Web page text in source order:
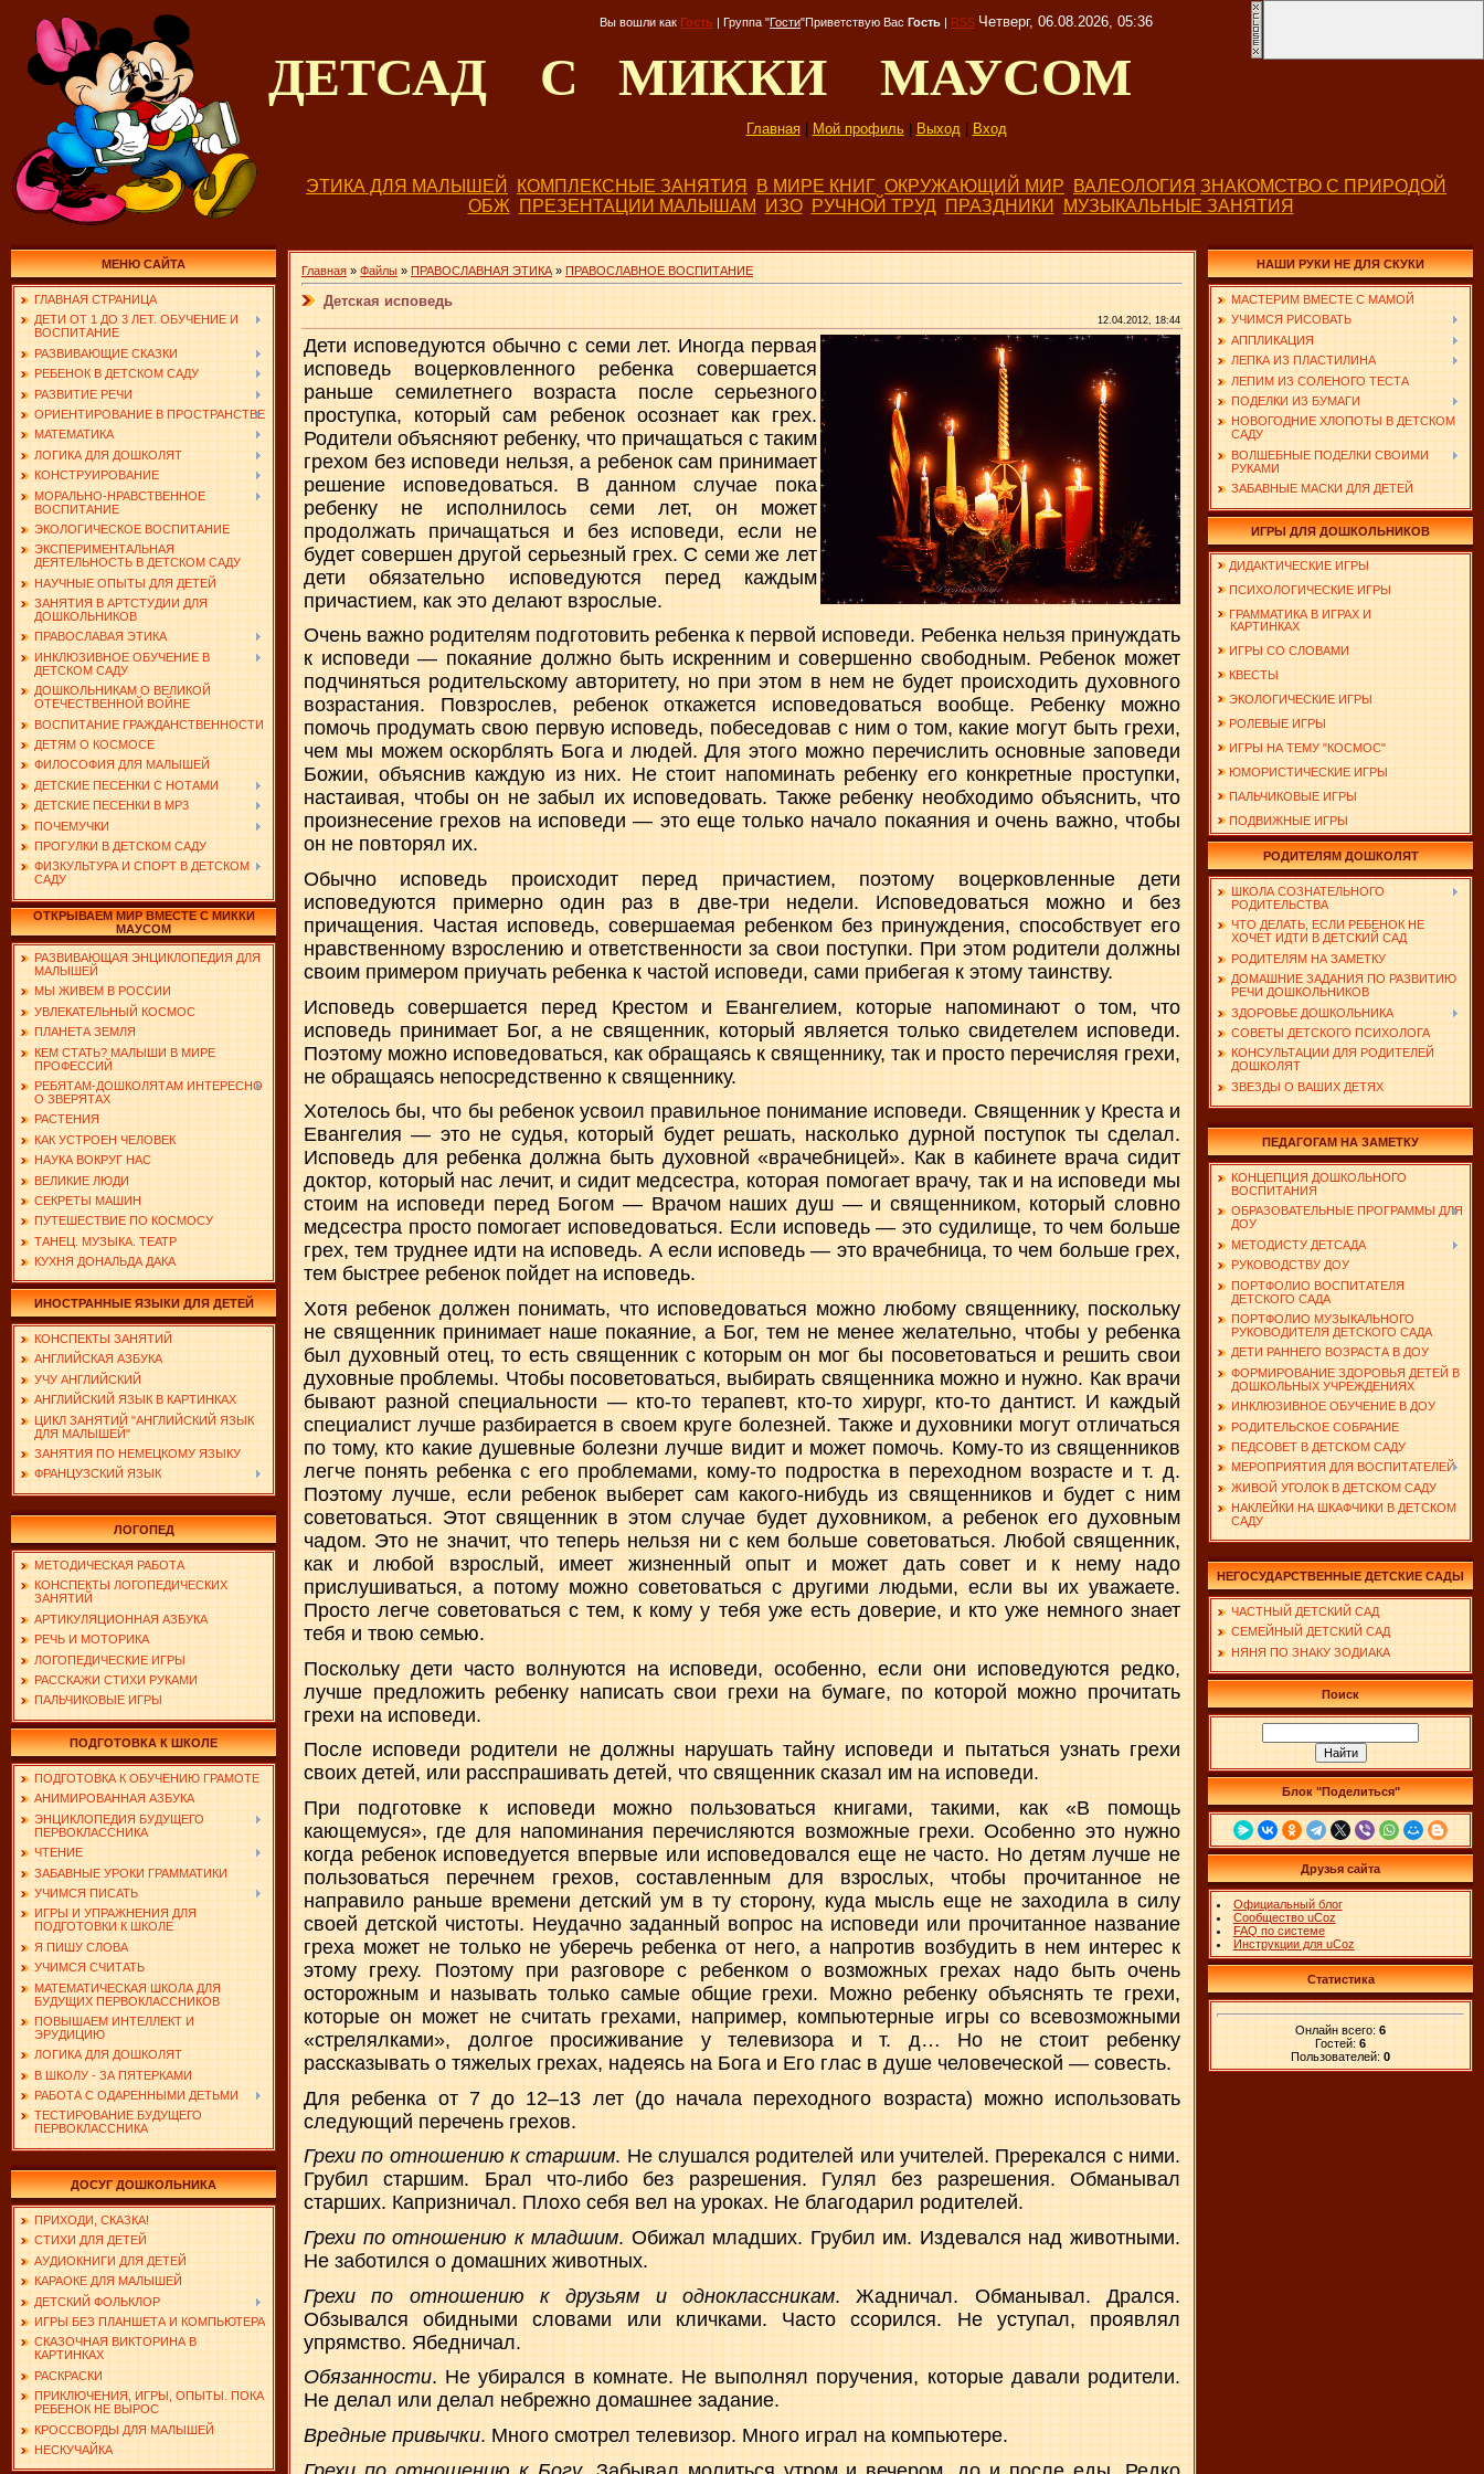
Вы вошли как Гость | Группа "Гости"Приветствую Вас Гость | RSS Четверг, 06.08.2026, 05:36
ДЕТСАД С МИККИ МАУСОМ
Главная| Мой профиль| Выход| Вход
ЭТИКА ДЛЯ МАЛЫШЕЙ КОМПЛЕКСНЫЕ ЗАНЯТИЯ В МИРЕ КНИГ ОКРУЖАЮЩИЙ МИР ВАЛЕОЛОГИЯ ЗНАКОМСТВО С ПРИРОДОЙ
ОБЖ
ПРЕЗЕНТАЦИИ МАЛЫШАМ ИЗО РУЧНОЙ ТРУД ПРАЗДНИКИ МУЗЫКАЛЬНЫЕ ЗАНЯТИЯ
МЕНЮ САЙТА
ГЛАВНАЯ СТРАНИЦА
ДЕТИ ОТ 1 ДО 3 ЛЕТ. ОБУЧЕНИЕ И
ВОСПИТАНИЕ
РАЗВИВАЮЩИЕ СКАЗКИ
РЕБЕНОК В ДЕТСКОМ САДУ
РАЗВИТИЕ РЕЧИ
ОРИЕНТИРОВАНИЕ В ПРОСТРАНСТВЕ
МАТЕМАТИКА
ЛОГИКА ДЛЯ ДОШКОЛЯТ
КОНСТРУИРОВАНИЕ
МОРАЛЬНО-НРАВСТВЕННОЕ
ВОСПИТАНИЕ
ЭКОЛОГИЧЕСКОЕ ВОСПИТАНИЕ
ЭКСПЕРИМЕНТАЛЬНАЯ
ДЕЯТЕЛЬНОСТЬ В ДЕТСКОМ САДУ
НАУЧНЫЕ ОПЫТЫ ДЛЯ ДЕТЕЙ
ЗАНЯТИЯ В АРТСТУДИИ ДЛЯ
ДОШКОЛЬНИКОВ
ПРАВОСЛАВАЯ ЭТИКА
ИНКЛЮЗИВНОЕ ОБУЧЕНИЕ В
ДЕТСКОМ САДУ
ДОШКОЛЬНИКАМ О ВЕЛИКОЙ
ОТЕЧЕСТВЕННОЙ ВОЙНЕ
ВОСПИТАНИЕ ГРАЖДАНСТВЕННОСТИ
ДЕТЯМ О КОСМОСЕ
ФИЛОСОФИЯ ДЛЯ МАЛЫШЕЙ
ДЕТСКИЕ ПЕСЕНКИ С НОТАМИ
ДЕТСКИЕ ПЕСЕНКИ В MP3
ПОЧЕМУЧКИ
ПРОГУЛКИ В ДЕТСКОМ САДУ
ФИЗКУЛЬТУРА И СПОРТ В ДЕТСКОМ
САДУ
ОТКРЫВАЕМ МИР ВМЕСТЕ С МИККИ
МАУСОМ
РАЗВИВАЮЩАЯ ЭНЦИКЛОПЕДИЯ ДЛЯ
МАЛЫШЕЙ
МЫ ЖИВЕМ В РОССИИ
УВЛЕКАТЕЛЬНЫЙ КОСМОС
ПЛАНЕТА ЗЕМЛЯ
КЕМ СТАТЬ? МАЛЫШИ В МИРЕ
ПРОФЕССИЙ
РЕБЯТАМ-ДОШКОЛЯТАМ ИНТЕРЕСНО
О ЗВЕРЯТАХ
РАСТЕНИЯ
КАК УСТРОЕН ЧЕЛОВЕК
НАУКА ВОКРУГ НАС
ВЕЛИКИЕ ЛЮДИ
СЕКРЕТЫ МАШИН
ПУТЕШЕСТВИЕ ПО КОСМОСУ
ТАНЕЦ. МУЗЫКА. ТЕАТР
КУХНЯ ДОНАЛЬДА ДАКА
ИНОСТРАННЫЕ ЯЗЫКИ ДЛЯ ДЕТЕЙ
КОНСПЕКТЫ ЗАНЯТИЙ
АНГЛИЙСКАЯ АЗБУКА
УЧУ АНГЛИЙСКИЙ
АНГЛИЙСКИЙ ЯЗЫК В КАРТИНКАХ
ЦИКЛ ЗАНЯТИЙ "АНГЛИЙСКИЙ ЯЗЫК
ДЛЯ МАЛЫШЕЙ"
ЗАНЯТИЯ ПО НЕМЕЦКОМУ ЯЗЫКУ
ФРАНЦУЗСКИЙ ЯЗЫК
ЛОГОПЕД
МЕТОДИЧЕСКАЯ РАБОТА
КОНСПЕКТЫ ЛОГОПЕДИЧЕСКИХ
ЗАНЯТИЙ
АРТИКУЛЯЦИОННАЯ АЗБУКА
РЕЧЬ И МОТОРИКА
ЛОГОПЕДИЧЕСКИЕ ИГРЫ
РАССКАЖИ СТИХИ РУКАМИ
ПАЛЬЧИКОВЫЕ ИГРЫ
ПОДГОТОВКА К ШКОЛЕ
ПОДГОТОВКА К ОБУЧЕНИЮ ГРАМОТЕ
АНИМИРОВАННАЯ АЗБУКА
ЭНЦИКЛОПЕДИЯ БУДУЩЕГО
ПЕРВОКЛАССНИКА
ЧТЕНИЕ
ЗАБАВНЫЕ УРОКИ ГРАММАТИКИ
УЧИМСЯ ПИСАТЬ
ИГРЫ И УПРАЖНЕНИЯ ДЛЯ
ПОДГОТОВКИ К ШКОЛЕ
Я ПИШУ СЛОВА
УЧИМСЯ СЧИТАТЬ
МАТЕМАТИЧЕСКАЯ ШКОЛА ДЛЯ
БУДУЩИХ ПЕРВОКЛАССНИКОВ
ПОВЫШАЕМ ИНТЕЛЛЕКТ И
ЭРУДИЦИЮ
ЛОГИКА ДЛЯ ДОШКОЛЯТ
В ШКОЛУ - ЗА ПЯТЕРКАМИ
РАБОТА С ОДАРЕННЫМИ ДЕТЬМИ
ТЕСТИРОВАНИЕ БУДУЩЕГО
ПЕРВОКЛАССНИКА
ДОСУГ ДОШКОЛЬНИКА
ПРИХОДИ, СКАЗКА!
СТИХИ ДЛЯ ДЕТЕЙ
АУДИОКНИГИ ДЛЯ ДЕТЕЙ
КАРАОКЕ ДЛЯ МАЛЫШЕЙ
ДЕТСКИЙ ФОЛЬКЛОР
ИГРЫ БЕЗ ПЛАНШЕТА И КОМПЬЮТЕРА
СКАЗОЧНАЯ ВИКТОРИНА В
КАРТИНКАХ
РАСКРАСКИ
ПРИКЛЮЧЕНИЯ, ИГРЫ, ОПЫТЫ. ПОКА
РЕБЕНОК НЕ ВЫРОС
КРОССВОРДЫ ДЛЯ МАЛЫШЕЙ
НЕСКУЧАЙКА
Главная » Файлы » ПРАВОСЛАВНАЯ ЭТИКА » ПРАВОСЛАВНОЕ ВОСПИТАНИЕ
Детская исповедь
12.04.2012, 18:44
Дети исповедуются обычно с семи лет. Иногда первая
исповедь воцерковленного ребенка совершается
раньше семилетнего возраста после серьезного
проступка, который сам ребенок осознает как грех.
Родители объясняют ребенку, что причащаться с таким
грехом без исповеди нельзя, а ребенок сам принимает
решение исповедоваться. В данном случае пока
ребенку не исполнилось семи лет, он может
продолжать причащаться и без исповеди, если не
будет совершен другой серьезный грех. С семи же лет
дети обязательно исповедуются перед каждым
причастием, как это делают взрослые.
Очень важно родителям подготовить ребенка к первой исповеди. Ребенка нельзя принуждать
к исповеди — покаяние должно быть искренним и совершенно свободным. Ребенок может
подчиняться родительскому авторитету, но при этом в нем не будет происходить духовного
возрастания. Повзрослев, ребенок откажется исповедоваться вообще. Ребенку можно
помочь продумать свою первую исповедь, побеседовав с ним о том, какие могут быть грехи,
чем мы можем оскорблять Бога и людей. Для этого можно перечислить основные заповеди
Божии, объяснив каждую из них. Не стоит напоминать ребенку его конкретные проступки,
настаивая, чтобы он не забыл их исповедовать. Также ребенку необходимо объяснить, что
произнесение грехов на исповеди — это еще только начало покаяния и очень важно, чтобы
он не повторял их.
Обычно исповедь происходит перед причастием, поэтому воцерковленные дети
исповедуются примерно один раз в две-три недели. Исповедоваться можно и без
причащения. Частая исповедь, совершаемая ребенком без принуждения, способствует его
нравственному взрослению и ответственности за свои поступки. При этом родители должны
своим примером приучать ребенка к частой исповеди, сами прибегая к этому таинству.
Исповедь совершается перед Крестом и Евангелием, которые напоминают о том, что
исповедь принимает Бог, а не священник, который является только свидетелем исповеди.
Поэтому можно исповедоваться, как обращаясь к священнику, так и просто перечисляя грехи,
не обращаясь непосредственно к священнику.
Хотелось бы, что бы ребенок усвоил правильное понимание исповеди. Священник у Креста и
Евангелия — это не судья, который будет решать, насколько дурной поступок ты сделал.
Исповедь для ребенка должна быть духовной «врачебницей». Как в кабинете врача сидит
доктор, который нас лечит, и сидит медсестра, которая помогает врачу, так и на исповеди мы
стоим на исповеди перед Богом — Врачом наших душ — и священником, который словно
медсестра просто помогает исповедоваться. Если исповедь — это судилище, то чем больше
грех, тем труднее идти на исповедь. А если исповедь — это врачебница, то чем больше грех,
тем быстрее ребенок пойдет на исповедь.
Хотя ребенок должен понимать, что исповедоваться можно любому священнику, поскольку
не священник принимает наше покаяние, а Бог, тем не менее желательно, чтобы у ребенка
был духовный отец, то есть священник с которым он мог бы посоветоваться и решить свои
духовные проблемы. Чтобы посоветоваться, выбирать священника можно и нужно. Как врачи
бывают разной специальности — кто-то терапевт, кто-то хирург, кто-то дантист. И каждый
специалист лучше разбирается в своем круге болезней. Также и духовники могут отличаться
по тому, кто какие душевные болезни лучше видит и может помочь. Кому-то из священников
легче понять ребенка с его проблемами, кому-то подростка в переходном возрасте и т. д.
Поэтому лучше, если ребенок выберет сам какого-нибудь из священников и будет с ним
советоваться. Этот священник в этом случае будет духовником, а ребенок его духовным
чадом. Это не значит, что теперь нельзя ни с кем больше советоваться. Любой священник,
как и любой взрослый, имеет жизненный опыт и может дать совет и к нему надо
прислушиваться, а потому можно советоваться с другими людьми, если вы их уважаете.
Просто легче советоваться с тем, к кому у тебя уже есть доверие, и кто уже немного знает
тебя и твою семью.
Поскольку дети часто волнуются на исповеди, особенно, если они исповедуются редко,
лучше предложить ребенку написать свои грехи на бумаге, по которой можно прочитать
грехи на исповеди.
После исповеди родители не должны нарушать тайну исповеди и пытаться узнать грехи
своих детей, или расспрашивать детей, что священник сказал им на исповеди.
При подготовке к исповеди можно пользоваться книгами, такими, как «В помощь
кающемуся», где для напоминания перечисляются возможные грехи. Особенно это нужно
когда ребенок исповедуется впервые или исповедовался еще не часто. Но детям лучше не
пользоваться перечнем грехов, составленным для взрослых, чтобы прочитанное не
направило раньше времени детский ум в ту сторону, куда мысль еще не заходила в силу
своей детской чистоты. Неудачно заданный вопрос на исповеди или прочитанное название
греха может не только не уберечь ребенка от него, а напротив возбудить в нем интерес к
этому греху. Поэтому при разговоре с ребенком о возможных грехах надо быть очень
осторожным и называть только самые общие грехи. Можно ребенку объяснять те грехи,
которые он может не считать грехами, например, компьютерные игры со всевозможными
«стрелялками», долгое просиживание у телевизора и т. д… Но не стоит ребенку
рассказывать о тяжелых грехах, надеясь на Бога и Его глас в душе человеческой — совесть.
Для ребенка от 7 до 12–13 лет (до начала переходного возраста) можно использовать
следующий перечень грехов.
Грехи по отношению к старшим. Не слушался родителей или учителей. Пререкался с ними.
Грубил старшим. Брал что-либо без разрешения. Гулял без разрешения. Обманывал
старших. Капризничал. Плохо себя вел на уроках. Не благодарил родителей.
Грехи по отношению к младшим. Обижал младших. Грубил им. Издевался над животными.
Не заботился о домашних животных.
Грехи по отношению к друзьям и одноклассникам. Жадничал. Обманывал. Дрался.
Обзывался обидными словами или кличками. Часто ссорился. Не уступал, проявлял
упрямство. Ябедничал.
Обязанности. Не убирался в комнате. Не выполнял поручения, которые давали родители.
Не делал или делал небрежно домашнее задание.
Вредные привычки. Много смотрел телевизор. Много играл на компьютере.
НАШИ РУКИ НЕ ДЛЯ СКУКИ
МАСТЕРИМ ВМЕСТЕ С МАМОЙ
УЧИМСЯ РИСОВАТЬ
АППЛИКАЦИЯ
ЛЕПКА ИЗ ПЛАСТИЛИНА
ЛЕПИМ ИЗ СОЛЕНОГО ТЕСТА
ПОДЕЛКИ ИЗ БУМАГИ
НОВОГОДНИЕ ХЛОПОТЫ В ДЕТСКОМ
САДУ
ВОЛШЕБНЫЕ ПОДЕЛКИ СВОИМИ
РУКАМИ
ЗАБАВНЫЕ МАСКИ ДЛЯ ДЕТЕЙ
ИГРЫ ДЛЯ ДОШКОЛЬНИКОВ
ДИДАКТИЧЕСКИЕ ИГРЫ
ПСИХОЛОГИЧЕСКИЕ ИГРЫ
ГРАММАТИКА В ИГРАХ И
КАРТИНКАХ
ИГРЫ СО СЛОВАМИ
КВЕСТЫ
ЭКОЛОГИЧЕСКИЕ ИГРЫ
РОЛЕВЫЕ ИГРЫ
ИГРЫ НА ТЕМУ "КОСМОС"
ЮМОРИСТИЧЕСКИЕ ИГРЫ
ПАЛЬЧИКОВЫЕ ИГРЫ
ПОДВИЖНЫЕ ИГРЫ
РОДИТЕЛЯМ ДОШКОЛЯТ
ШКОЛА СОЗНАТЕЛЬНОГО
РОДИТЕЛЬСТВА
ЧТО ДЕЛАТЬ, ЕСЛИ РЕБЕНОК НЕ
ХОЧЕТ ИДТИ В ДЕТСКИЙ САД
РОДИТЕЛЯМ НА ЗАМЕТКУ
ДОМАШНИЕ ЗАДАНИЯ ПО РАЗВИТИЮ
РЕЧИ ДОШКОЛЬНИКОВ
ЗДОРОВЬЕ ДОШКОЛЬНИКА
СОВЕТЫ ДЕТСКОГО ПСИХОЛОГА
КОНСУЛЬТАЦИИ ДЛЯ РОДИТЕЛЕЙ
ДОШКОЛЯТ
ЗВЕЗДЫ О ВАШИХ ДЕТЯХ
ПЕДАГОГАМ НА ЗАМЕТКУ
КОНЦЕПЦИЯ ДОШКОЛЬНОГО
ВОСПИТАНИЯ
ОБРАЗОВАТЕЛЬНЫЕ ПРОГРАММЫ ДЛЯ
ДОУ
МЕТОДИСТУ ДЕТСАДА
РУКОВОДСТВУ ДОУ
ПОРТФОЛИО ВОСПИТАТЕЛЯ
ДЕТСКОГО САДА
ПОРТФОЛИО МУЗЫКАЛЬНОГО
РУКОВОДИТЕЛЯ ДЕТСКОГО САДА
ДЕТИ РАННЕГО ВОЗРАСТА В ДОУ
ФОРМИРОВАНИЕ ЗДОРОВЬЯ ДЕТЕЙ В
ДОШКОЛЬНЫХ УЧРЕЖДЕНИЯХ
ИНКЛЮЗИВНОЕ ОБУЧЕНИЕ В ДОУ
РОДИТЕЛЬСКОЕ СОБРАНИЕ
ПЕДСОВЕТ В ДЕТСКОМ САДУ
МЕРОПРИЯТИЯ ДЛЯ ВОСПИТАТЕЛЕЙ
ЖИВОЙ УГОЛОК В ДЕТСКОМ САДУ
НАКЛЕЙКИ НА ШКАФЧИКИ В ДЕТСКОМ
САДУ
НЕГОСУДАРСТВЕННЫЕ ДЕТСКИЕ САДЫ
ЧАСТНЫЙ ДЕТСКИЙ САД
СЕМЕЙНЫЙ ДЕТСКИЙ САД
НЯНЯ ПО ЗНАКУ ЗОДИАКА
Поиск
Блок "Поделиться"
Друзья сайта
Официальный блог
Сообщество uCoz
FAQ по системе
Инструкции для uCoz
Статистика
Онлайн всего: 6
Гостей: 6
Пользователей: 0